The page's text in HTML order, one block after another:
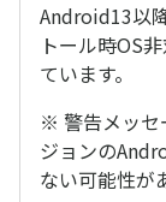
Android13以
トール時OS
ています。
※ 警告メッセ
ジョンの
ない可能性が